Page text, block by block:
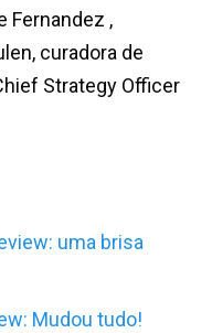
Fernandez ,
curadora de
Strategy Officer
uma brisa
Mudou tudo!